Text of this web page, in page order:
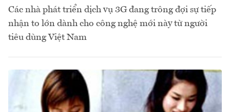
Các nhà phát triển dịch vụ 3G đang trông đợi sự tiếp
nhận to lớn dành cho công nghệ mới này từ người
tiêu dùng Việt Nam